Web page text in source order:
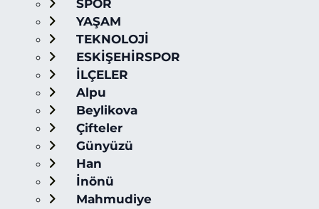
SPOR
YAŞAM
TEKNOLOJİ
ESKİŞEHİRSPOR
İLÇELER
Alpu
Beylikova
Çifteler
Günyüzü
Han
İnönü
Mahmudiye